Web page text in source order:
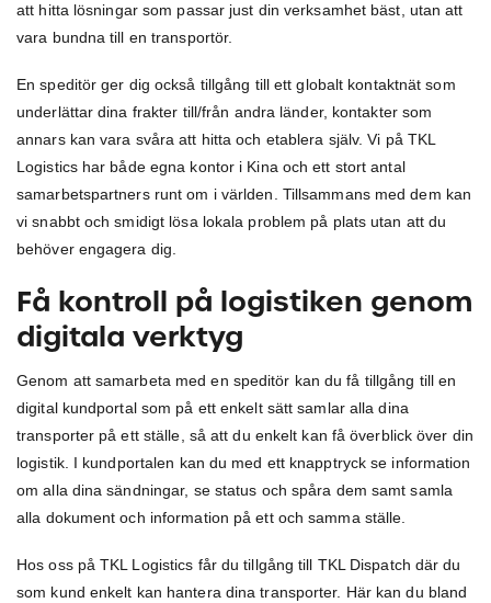
att hitta lösningar som passar just din verksamhet bäst, utan att
vara bundna till en transportör.
En speditör ger dig också tillgång till ett globalt kontaktnät som
underlättar dina frakter till/från andra länder, kontakter som
annars kan vara svåra att hitta och etablera själv. Vi på TKL
Logistics har både egna kontor i Kina och ett stort antal
samarbetspartners runt om i världen. Tillsammans med dem kan
vi snabbt och smidigt lösa lokala problem på plats utan att du
behöver engagera dig.
Få kontroll på logistiken genom
digitala verktyg
Genom att samarbeta med en speditör kan du få tillgång till en
digital kundportal som på ett enkelt sätt samlar alla dina
transporter på ett ställe, så att du enkelt kan få överblick över din
logistik. I kundportalen kan du med ett knapptryck se information
om alla dina sändningar, se status och spåra dem samt samla
alla dokument och information på ett och samma ställe.
Hos oss på TKL Logistics får du tillgång till TKL Dispatch där du
som kund enkelt kan hantera dina transporter. Här kan du bland